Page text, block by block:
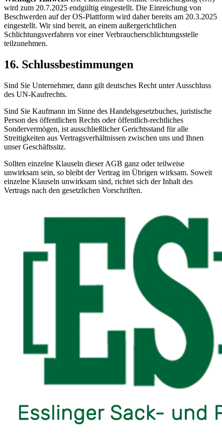
wird zum 20.7.2025 endgültig eingestellt. Die Einreichung von
Beschwerden auf der OS-Plattform wird daher bereits am 20.3.2025
eingestellt. Wir sind bereit, an einem außergerichtlichen
Schlichtungsverfahren vor einer Verbraucherschlichtungsstelle
teilzunehmen.
16. Schlussbestimmungen
Sind Sie Unternehmer, dann gilt deutsches Recht unter Ausschluss
des UN-Kaufrechts.
Sind Sie Kaufmann im Sinne des Handelsgesetzbuches, juristische
Person des öffentlichen Rechts oder öffentlich-rechtliches
Sondervermögen, ist ausschließlicher Gerichtsstand für alle
Streitigkeiten aus Vertragsverhältnissen zwischen uns und Ihnen
unser Geschäftssitz.
Sollten einzelne Klauseln dieser AGB ganz oder teilweise
unwirksam sein, so bleibt der Vertrag im Übrigen wirksam. Soweit
einzelne Klauseln unwirksam sind, richtet sich der Inhalt des
Vertrags nach den gesetzlichen Vorschriften.